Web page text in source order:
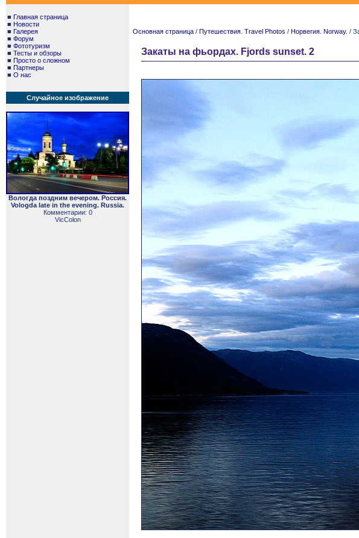
■ Главная страница
■ Новости
■ Галерея
■ Форум
■ Фототуризм
■ Тесты и обзоры
■ Просто о сложном
■ Партнеры
■ О нас
Случайное изображение
Вологда поздним вечером. Россия.
Vologda late in the evening. Russia.
Комментарии: 0
VicColon
Основная страница / Путешествия. Travel Photos / Норвегия. Norway. /
Закаты на фьордах. Fjords sunset. 2